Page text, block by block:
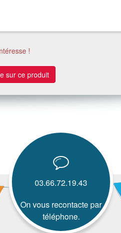
!
sur ce produit
03.66.72.19.43
On vous recontacte par
téléphone.